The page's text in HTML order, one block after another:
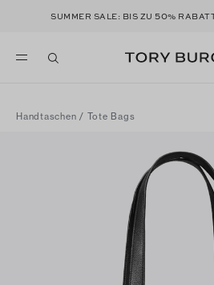
SUMMER SALE: BIS ZU50%